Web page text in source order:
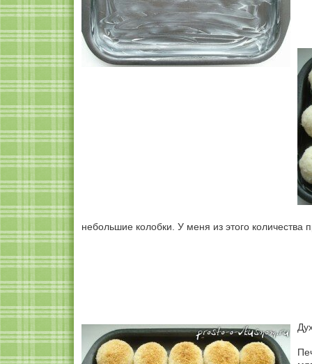
небольшие колобки. У меня из этого количества